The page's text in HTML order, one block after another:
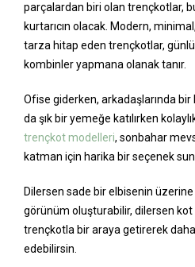
parçalardan biri olan trençkotlar,
kurtarıcın olacak. Modern,
tarza hitap eden trençkotlar,
kombinler yapmana olanak tanır.
Ofise giderken, arkadaşlarında bir
da şık bir yemeğe katılırken
trençkot modelleri, sonbahar
katman için harika bir seçenek
Dilersen sade bir elbisenin
görünüm oluşturabilir, dilersen kot
trençkotla bir araya getirerek
edebilirsin.